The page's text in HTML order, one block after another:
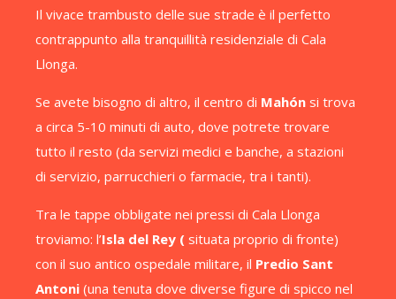
Il vivace trambusto delle sue strade è il perfetto
contrappunto alla tranquillità residenziale di Cala
Llonga.
Se avete bisogno di altro, il centro di Mahón si trova
a circa 5-10 minuti di auto, dove potrete trovare
tutto il resto (da servizi medici e banche, a stazioni
di servizio, parrucchieri o farmacie, tra i tanti).
Tra le tappe obbligate nei pressi di Cala Llonga
troviamo: l’Isla del Rey ( situata proprio di fronte)
con il suo antico ospedale militare, il Predio Sant
Antoni (una tenuta dove diverse figure di spicco nel